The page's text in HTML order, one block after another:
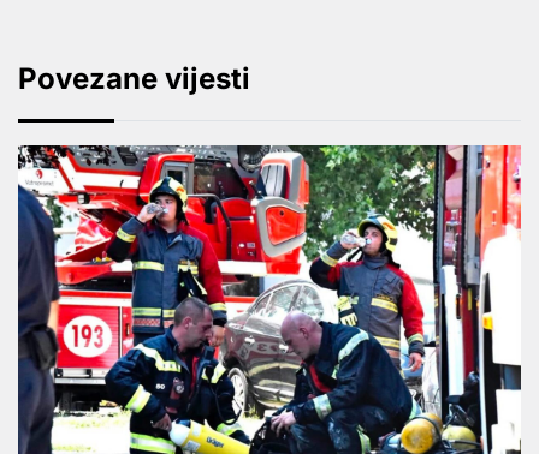
Povezane vijesti